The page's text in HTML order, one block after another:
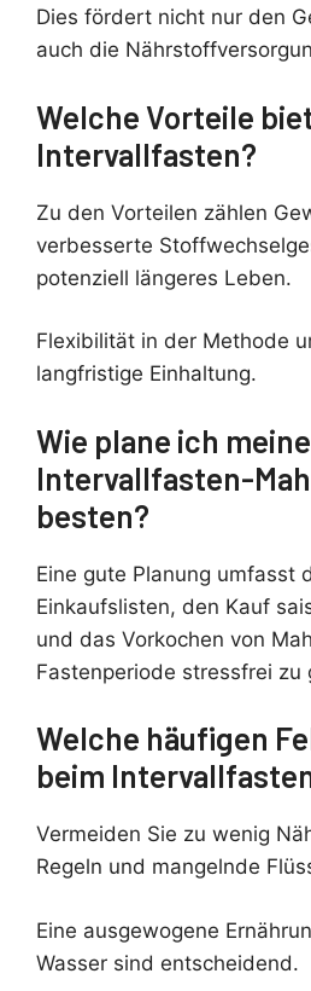
Dies fördert nicht nur den
auch die
Welche Vorteile
Intervallfasten?
Zu den Vorteilen zählen
verbesserte
potenziell längeres Leben.
Flexibilität in der Methode
langfristige Einhaltung.
Wie plane ich meine
Intervallfasten-
besten?
Eine gute Planung umfasst
Einkaufslisten, den Kauf
und das Vorkochen von
Fastenperiode stressfrei zu
Welche häufigen
beim
Vermeiden Sie zu wenig
Regeln und mangelnde
Eine ausgewogene
Wasser sind entscheidend.